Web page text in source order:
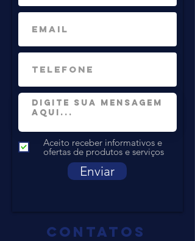
Aceito receber informativos e
ofertas de produtos e serviços
Enviar
CONTATOS